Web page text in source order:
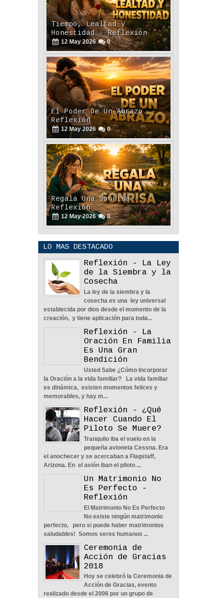
Tiempo, Lealtad y
Honestidad - Reflexión
12 May 2026 0
El Poder De Un Abrazo. -
Reflexión
12 May 2026 0
Regala Una Sonrisa -
Reflexión
12 May 2026 0
POLÍTICA DE PRIVACIDAD
2023 0
La Amistad y el Noviazgo -
Reflexión
04 Jun 2022 0
Nos Toca Escoger El
Camino, Fácil O Difícil -
Reflexión
2022 0
Pesar De Las
Circunstancias - Reflexión
04 Jun 2022
LO MAS DESTACADO
Reflexión - La Ley
de la Siembra y la
Cosecha
La ley de la siembra y la
cosecha es una ley universal
establecida por dios desde el momento de la
creación, y tiene aplicación para toda...
Reflexión - La
Oración En Familia
Es Una Gran
Bendición
Usted Sabe ¿Cómo Incorporar
la Oración a la vida familiar? La vida familiar
es dinámica, existen momentos felices y
memorables, y hay m...
Reflexión - ¿Qué
Hacer Cuando El
Piloto Se Muere?
Tranquilo iba el vuelo en la
pequeña avioneta Cessna. Era
el anochecer y se acercaban a Flagstaff,
Arizona. En el avión iban el piloto ...
Un Matrimonio No
Es Perfecto -
Reflexión
El Matrimonio No Es Perfecto
No existe ningún matrimonio
perfecto, pero si puede haber matrimonios
saludables! Somos seres humanos ...
Ceremonia de
Acción de Gracias
2018
Hoy se celebró la Ceremonia de
Acción de Gracias, evento
realizado desde el 2006 por un grupo de